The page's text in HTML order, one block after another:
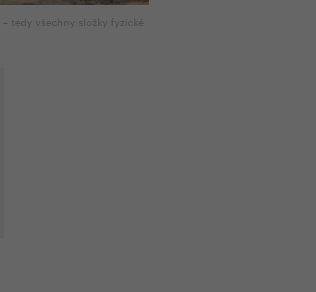
tedy všechny složky fyzické